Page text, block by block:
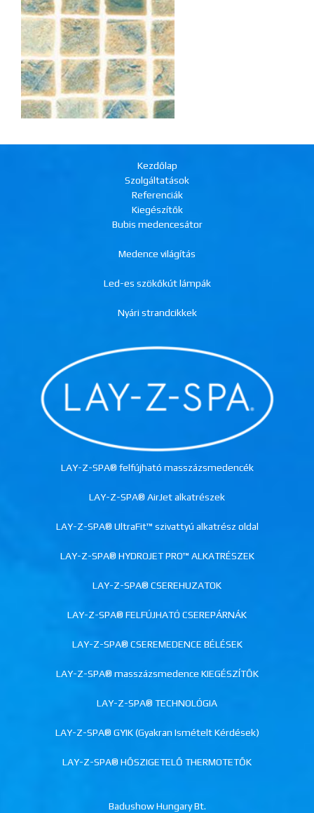
Kezdőlap
Szolgáltatások
Referenciák
Kiegészítők
Bubis medencesátor
Medence világítás
Led-es szökőkút lámpák
Nyári strandcikkek
LAY-Z-SPA® felfújható masszázsmedencék
LAY-Z-SPA® AirJet alkatrészek
LAY-Z-SPA® UltraFit™ szivattyú alkatrész oldal
LAY-Z-SPA® HYDROJET PRO™ ALKATRÉSZEK
LAY-Z-SPA® CSEREHUZATOK
LAY-Z-SPA® FELFÚJHATÓ CSEREPÁRNÁK
LAY-Z-SPA® CSEREMEDENCE BÉLÉSEK
LAY-Z-SPA® masszázsmedence KIEGÉSZÍTŐK
LAY-Z-SPA® TECHNOLÓGIA
LAY-Z-SPA® GYIK (Gyakran Ismételt Kérdések)
LAY-Z-SPA® HŐSZIGETELŐ THERMOTETŐK
Badushow Hungary Bt.